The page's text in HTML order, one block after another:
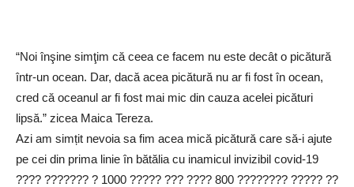
“Noi înşine simţim că ceea ce facem nu este decât o picătură
într-un ocean. Dar, dacă acea picătură nu ar fi fost în ocean,
cred că oceanul ar fi fost mai mic din cauza acelei picături
lipsă.” zicea Maica Tereza.
Azi am simțit nevoia sa fim acea mică picătură care să-i ajute
pe cei din prima linie în bătălia cu inamicul invizibil covid-19
???? ??????? ? 1000 ????? ??? ???? 800 ???????? ????? ??